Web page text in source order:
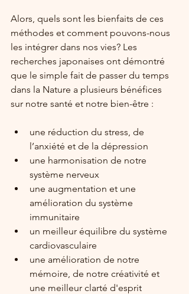
Alors, quels sont les bienfaits de ces
méthodes et comment pouvons-nous
les intégrer dans nos vies? Les
recherches japonaises ont démontré
que le simple fait de passer du temps
dans la Nature a plusieurs bénéfices
sur notre santé et notre bien-être :
une réduction du stress, de
l’anxiété et de la dépression
une harmonisation de notre
système nerveux
une augmentation et une
amélioration du système
immunitaire
un meilleur équilibre du système
cardiovasculaire
une amélioration de notre
mémoire, de notre créativité et
une meilleur clarté d'esprit